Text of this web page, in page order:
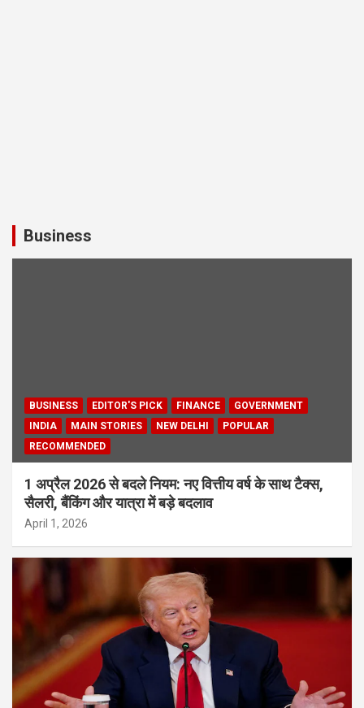
Business
BUSINESS EDITOR'S PICK FINANCE
GOVERNMENT
INDIA
MAIN STORIES NEW DELHI
POPULAR
RECOMMENDED
1 अप्रैल 2026 से बदले नियम: नए वित्तीय वर्ष के साथ टैक्स,
सैलरी, बैंकिंग और यात्रा में बड़े बदलाव
April 1, 2026